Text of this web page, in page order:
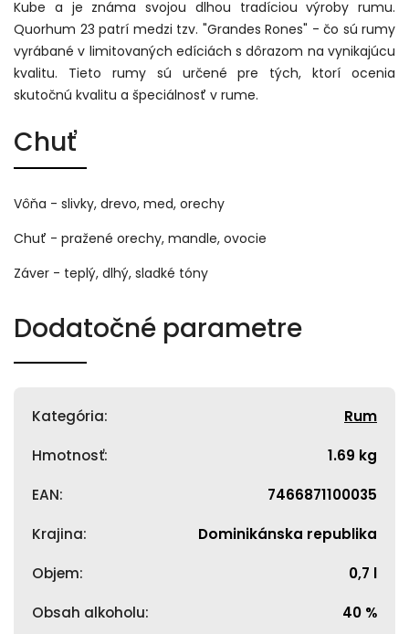
Kube a je známa svojou dlhou tradíciou výroby rumu.
Quorhum 23 patrí medzi tzv. "Grandes Rones" - čo sú rumy
vyrábané v limitovaných edíciách s dôrazom na vynikajúcu
kvalitu. Tieto rumy sú určené pre tých, ktorí ocenia
skutočnú kvalitu a špeciálnosť v rume.
Chuť
Vôňa - slivky, drevo, med, orechy
Chuť - pražené orechy, mandle, ovocie
Záver - teplý, dlhý, sladké tóny
Dodatočné parametre
Kategória: Rum
Hmotnosť: 1.69 kg
EAN: 7466871100035
Krajina: Dominikánska republika
Objem: 0,7 l
Obsah alkoholu: 40 %